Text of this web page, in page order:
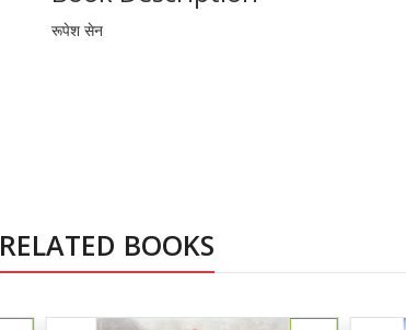
रूपेश सेन
RELATED BOOKS